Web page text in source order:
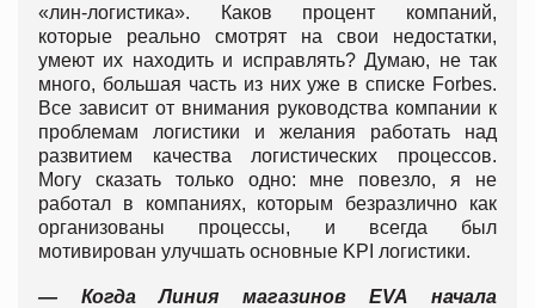
«лин-логистика». Каков процент компаний,
которые реально смотрят на свои недостатки,
умеют их находить и исправлять? Думаю, не так
много, большая часть из них уже в списке Forbes.
Все зависит от внимания руководства компании к
проблемам логистики и желания работать над
развитием качества логистических процессов.
Могу сказать только одно: мне повезло, я не
работал в компаниях, которым безразлично как
организованы процессы, и всегда был
мотивирован улучшать основные KPI логистики.
— Когда Линия магазинов EVA начала